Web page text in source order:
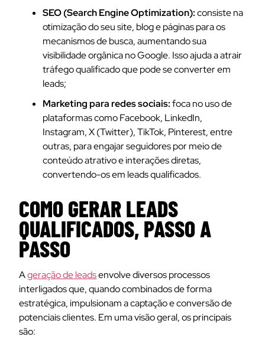
SEO (Search Engine Optimization):consiste na
otimização do seu site, blog e páginas para os
mecanismos de busca, aumentando sua
visibilidade orgânica no Google. Isso ajuda a atrair
tráfego qualificado que pode se converter em
leads;
Marketing para redes sociais:foca no uso de
plataformas como Facebook, LinkedIn,
Instagram, X (Twitter), TikTok, Pinterest, entre
outras, para engajar seguidores por meio de
conteúdo atrativo e interações diretas,
convertendo-os em leads qualificados.
COMO GERAR LEADS
QUALIFICADOS, PASSO A
PASSO
Ageração de leadsenvolve diversos processos
interligados que, quando combinados de forma
estratégica, impulsionam a captação e conversão de
potenciais clientes. Em uma visão geral, os principais
são: